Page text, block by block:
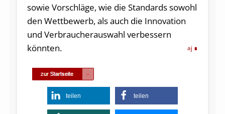
sowie Vorschläge, wie die Standards sowohl
den Wettbewerb, als auch die Innovation
und Verbraucherauswahl verbessern
könnten.
aj
teilen teilen